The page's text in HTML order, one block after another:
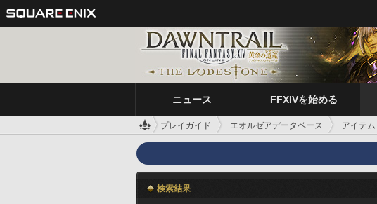
ニュース FFXIVを始める
プレイガイド エオルゼアデータベース アイテム
検索結果